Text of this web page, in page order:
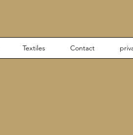
Textiles Contact